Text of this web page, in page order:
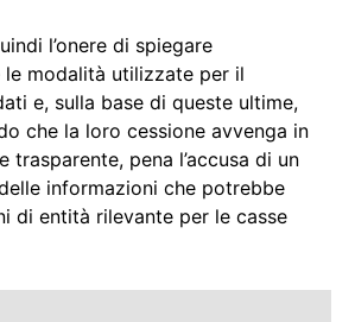
l’onere di spiegare
modalità utilizzate per il
e, sulla base di queste ultime,
che la loro cessione avvenga in
trasparente, pena l’accusa di un
informazioni che potrebbe
di entità rilevante per le casse